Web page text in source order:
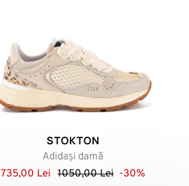
STOKTON
Adidași damă
735,00 Lei 1050,00 Lei -30%